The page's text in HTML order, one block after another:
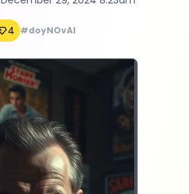
4 #doyNOvAI